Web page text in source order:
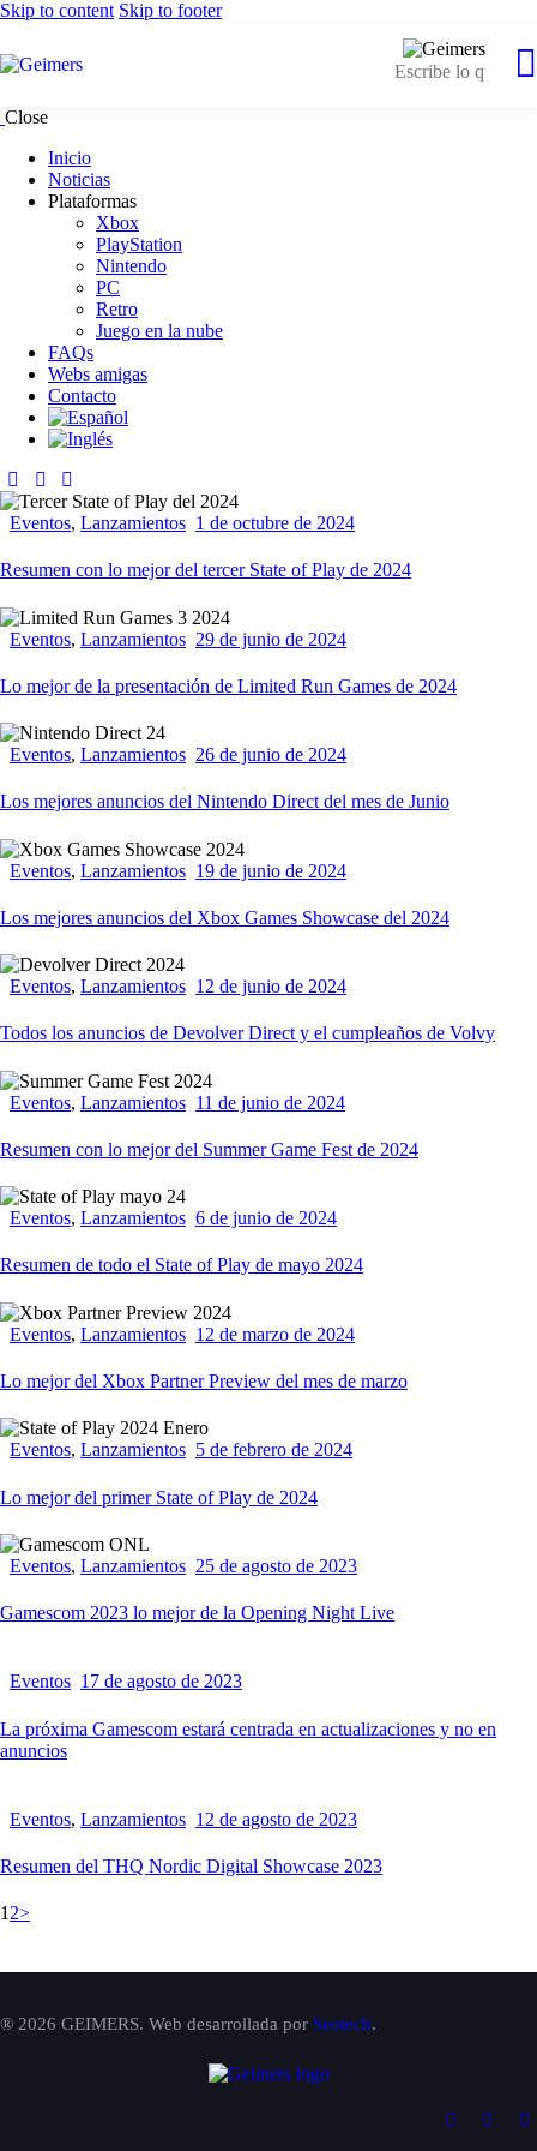
Skip to content Skip to footer
Close
Inicio
Noticias
Plataformas
Xbox
PlayStation
Nintendo
PC
Retro
Juego en la nube
FAQs
Webs amigas
Contacto
Eventos, Lanzamientos 1 de octubre de 2024
Resumen con lo mejor del tercer State of Play de 2024
Eventos, Lanzamientos 29 de junio de 2024
Lo mejor de la presentación de Limited Run Games de 2024
Eventos, Lanzamientos 26 de junio de 2024
Los mejores anuncios del Nintendo Direct del mes de Junio
Eventos, Lanzamientos 19 de junio de 2024
Los mejores anuncios del Xbox Games Showcase del 2024
Eventos, Lanzamientos 12 de junio de 2024
Todos los anuncios de Devolver Direct y el cumpleaños de Volvy
Eventos, Lanzamientos 11 de junio de 2024
Resumen con lo mejor del Summer Game Fest de 2024
Eventos, Lanzamientos 6 de junio de 2024
Resumen de todo el State of Play de mayo 2024
Eventos, Lanzamientos 12 de marzo de 2024
Lo mejor del Xbox Partner Preview del mes de marzo
Eventos, Lanzamientos 5 de febrero de 2024
Lo mejor del primer State of Play de 2024
Eventos, Lanzamientos 25 de agosto de 2023
Gamescom 2023 lo mejor de la Opening Night Live
Eventos 17 de agosto de 2023
La próxima Gamescom estará centrada en actualizaciones y no en
anuncios
Eventos, Lanzamientos 12 de agosto de 2023
Resumen del THQ Nordic Digital Showcase 2023
1 2>
® 2026 GEIMERS. Web desarrollada por Seotech.